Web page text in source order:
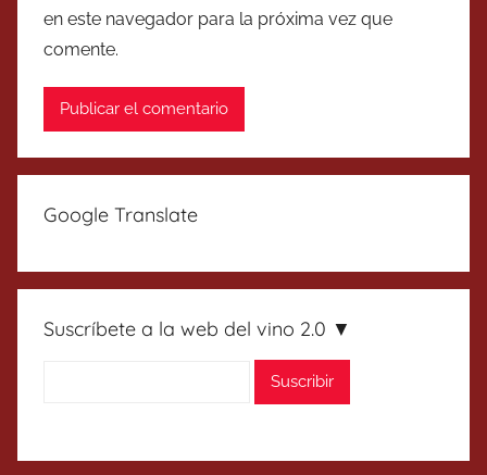
en este navegador para la próxima vez que
comente.
Google Translate
Suscríbete a la web del vino 2.0 ▼